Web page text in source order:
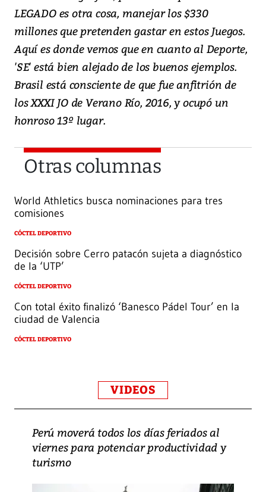
LEGADO es otra cosa, manejar los $330
millones que pretenden gastar en estos Juegos.
Aquí es donde vemos que en cuanto al Deporte,
'SE' está bien alejado de los buenos ejemplos.
Brasil está consciente de que fue anfitrión de
los XXXI JO de Verano Río, 2016, y ocupó un
honroso 13º lugar.
Otras columnas
World Athletics busca nominaciones para tres
comisiones
CÓCTEL DEPORTIVO
Decisión sobre Cerro patacón sujeta a diagnóstico
de la ‘UTP’
CÓCTEL DEPORTIVO
Con total éxito finalizó ‘Banesco Pádel Tour’ en la
ciudad de Valencia
CÓCTEL DEPORTIVO
VIDEOS
Perú moverá todos los días feriados al
viernes para potenciar productividad y
turismo